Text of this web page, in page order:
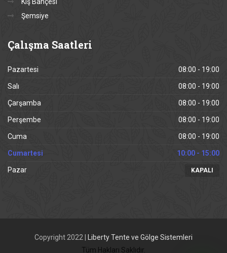
Şemsiye
Çalışma Saatleri
Pazartesi 08:00 - 19:00
Salı 08:00 - 19:00
Çarşamba 08:00 - 19:00
Perşembe 08:00 - 19:00
Cuma 08:00 - 19:00
Cumartesi 10:00 - 15:00
Pazar KAPALI
Copyright 2022 |
Liberty Tente ve Gölge Sistemleri
Tüm Hakları Saklıdır.